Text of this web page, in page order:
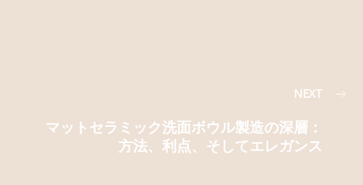
NEXT
マットセラミック洗面ボウル製造の深層：
方法、利点、そしてエレガンス